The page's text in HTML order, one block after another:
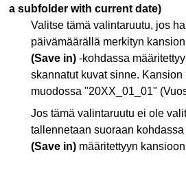
a subfolder with current date)
Valitse tämä valintaruutu, jos
päivämäärällä merkityn
(Save in) -kohdassa
skannatut kuvat sinne. Kansion
muodossa "20XX_01_01"
Jos tämä valintaruutu ei ole
tallennetaan suoraan
(Save in) määritettyyn